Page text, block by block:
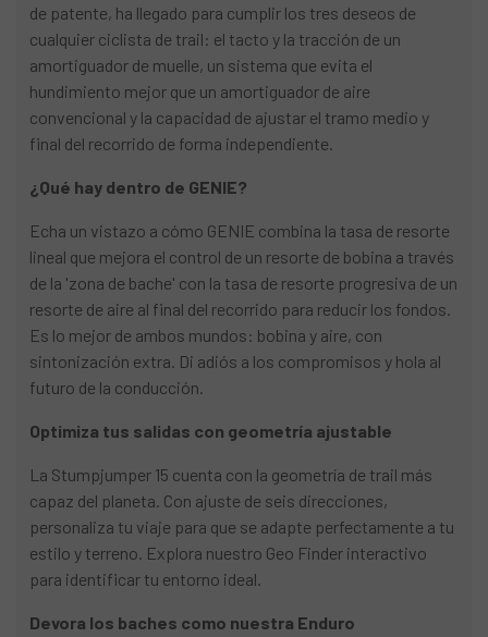
de patente, ha llegado para cumplir los tres deseos de
cualquier ciclista de trail: el tacto y la tracción de un
amortiguador de muelle, un sistema que evita el
hundimiento mejor que un amortiguador de aire
convencional y la capacidad de ajustar el tramo medio y
final del recorrido de forma independiente.
¿Qué hay dentro de GENIE?
Echa un vistazo a cómo GENIE combina la tasa de resorte
lineal que mejora el control de un resorte de bobina a través
de la 'zona de bache' con la tasa de resorte progresiva de un
resorte de aire al final del recorrido para reducir los fondos.
Es lo mejor de ambos mundos: bobina y aire, con
sintonización extra. Di adiós a los compromisos y hola al
futuro de la conducción.
Optimiza tus salidas con geometría ajustable
La Stumpjumper 15 cuenta con la geometría de trail más
capaz del planeta. Con ajuste de seis direcciones,
personaliza tu viaje para que se adapte perfectamente a tu
estilo y terreno. Explora nuestro Geo Finder interactivo
para identificar tu entorno ideal.
Devora los baches como nuestra Enduro